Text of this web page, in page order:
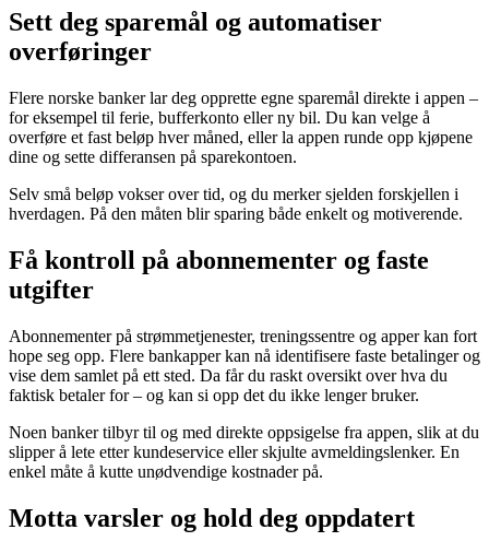
Sett deg sparemål og automatiser
overføringer
Flere norske banker lar deg opprette egne sparemål direkte i appen –
for eksempel til ferie, bufferkonto eller ny bil. Du kan velge å
overføre et fast beløp hver måned, eller la appen runde opp kjøpene
dine og sette differansen på sparekontoen.
Selv små beløp vokser over tid, og du merker sjelden forskjellen i
hverdagen. På den måten blir sparing både enkelt og motiverende.
Få kontroll på abonnementer og faste
utgifter
Abonnementer på strømmetjenester, treningssentre og apper kan fort
hope seg opp. Flere bankapper kan nå identifisere faste betalinger og
vise dem samlet på ett sted. Da får du raskt oversikt over hva du
faktisk betaler for – og kan si opp det du ikke lenger bruker.
Noen banker tilbyr til og med direkte oppsigelse fra appen, slik at du
slipper å lete etter kundeservice eller skjulte avmeldingslenker. En
enkel måte å kutte unødvendige kostnader på.
Motta varsler og hold deg oppdatert